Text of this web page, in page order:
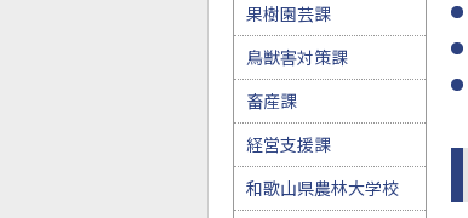
果樹園芸課
鳥獣害対策課
畜産課
経営支援課
和歌山県農林大学校